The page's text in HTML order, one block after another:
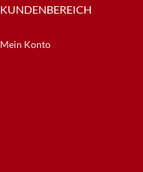
KUNDENBEREICH
Mein Konto